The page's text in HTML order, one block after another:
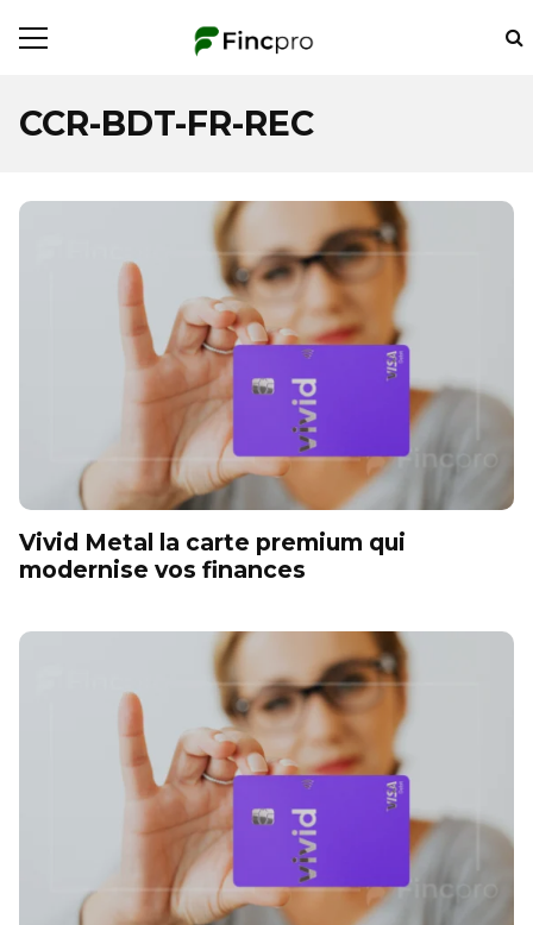
CCR-BDT-FR-REC
Vivid Metal la carte premium qui
modernise vos finances